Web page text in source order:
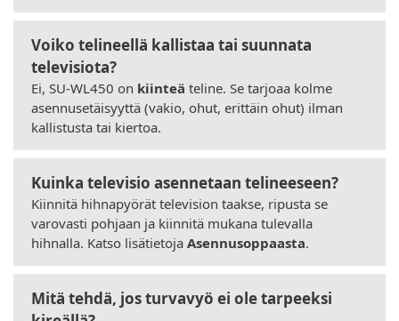
Voiko telineellä kallistaa tai suunnata
televisiota?
Ei, SU-WL450 on kiinteä teline. Se tarjoaa kolme
asennusetäisyyttä (vakio, ohut, erittäin ohut) ilman
kallistusta tai kiertoa.
Kuinka televisio asennetaan telineeseen?
Kiinnitä hihnapyörät television taakse, ripusta se
varovasti pohjaan ja kiinnitä mukana tulevalla
hihnalla. Katso lisätietoja Asennusoppaasta.
Mitä tehdä, jos turvavyö ei ole tarpeeksi